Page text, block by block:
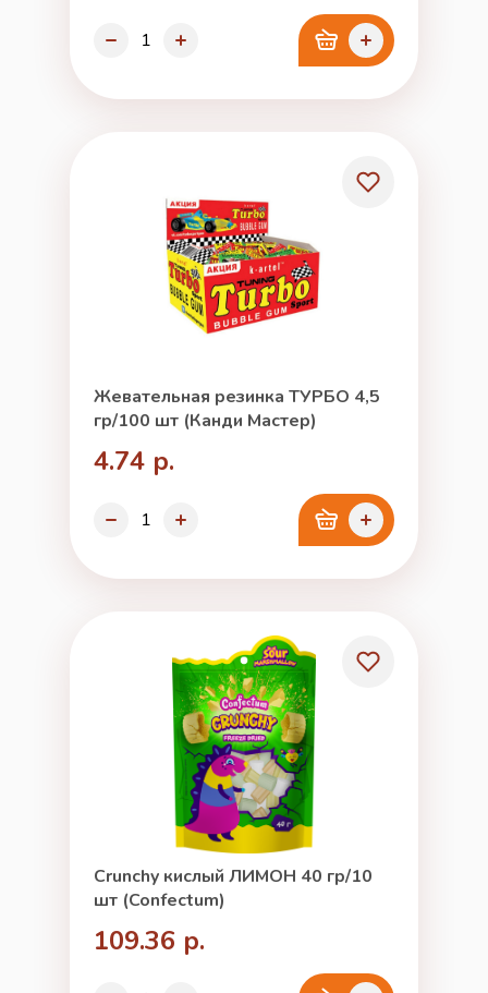
Жевательная резинка ТУРБО 4,5
гр/100 шт (Канди Мастер)
4.74 р.
Crunchy кислый ЛИМОН 40 гр/10
шт (Confectum)
109.36 р.